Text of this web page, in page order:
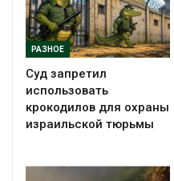
РАЗНОЕ
Суд запретил
использовать
крокодилов для охраны
израильской тюрьмы